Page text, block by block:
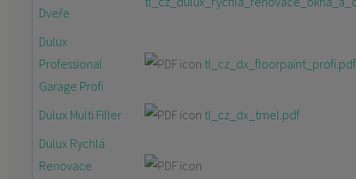
Dveře
Dulux
Professional
Garage Profi
tl_cz_dx_floorpaint_profi.pdf
Dulux Multi Filler
tl_cz_dx_tmel.pdf
Dulux Rychlá
Renovace